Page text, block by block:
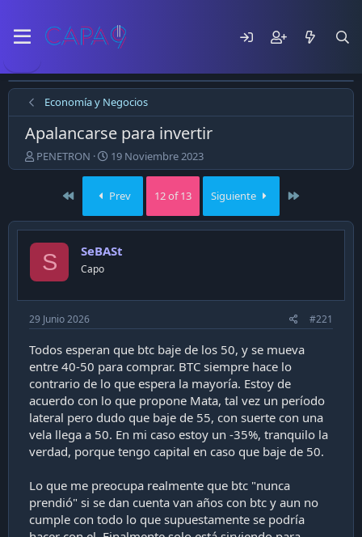
Economía y Negocios
Apalancarse para invertir
E
m
ó
e
e
m
a
PENETRON
F
e
h
a
d
p
l
c
a
i
ó
n
19 Noviembre 2023
First Prev 12 of 13 Siguiente
S SeBASt
Capo
29 Junio 2026 #221
Todos esperan que btc baje de los 50, y se mueva
entre 40-50 para comprar. BTC siempre hace lo
contrario de lo que espera la mayoría. Estoy de
acuerdo con lo que propone Mata, tal vez un período
lateral pero dudo que baje de 55, con suerte con una
vela llega a 50. En mi caso estoy un -35%, tranquilo la
verdad, porque tengo capital en caso que baje de 50.
Lo que me preocupa realmente que btc "nunca
prendió" si se dan cuenta van años con btc y aun no
cumple con todo lo que supuestamente se podría